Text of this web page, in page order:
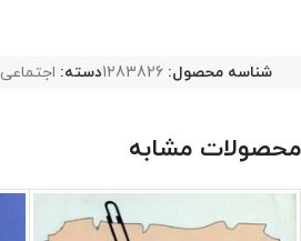
شناسه محصول: 1283826دسته: اجتماعی
محصولات مشابه